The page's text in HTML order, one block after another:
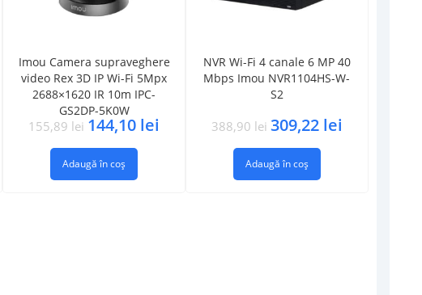
Imou Camera supraveghere
video Rex 3D IP Wi-Fi 5Mpx
2688×1620 IR 10m IPC-
GS2DP-5K0W
155,89 lei 144,10 lei
Adaugă în coș
NVR Wi-Fi 4 canale 6 MP 40
Mbps Imou NVR1104HS-W-
S2
388,90 lei 309,22 lei
Adaugă în coș